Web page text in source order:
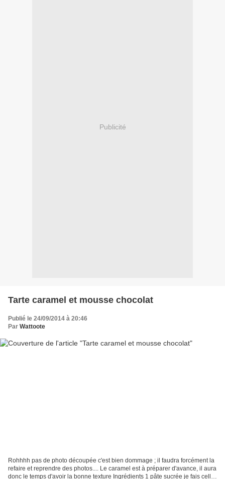
Publicité
Tarte caramel et mousse chocolat
Publié le 24/09/2014 à 20:46
Par Wattoote
Rohhhh pas de photo découpée c'est bien dommage ; il faudra forcément la
refaire et reprendre des photos.... Le caramel est à préparer d'avance, il aura
donc le temps d'avoir la bonne texture Ingrédients 1 pâte sucrée je fais celle